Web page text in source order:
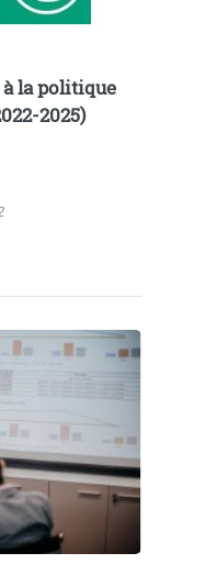
la politique
2025)